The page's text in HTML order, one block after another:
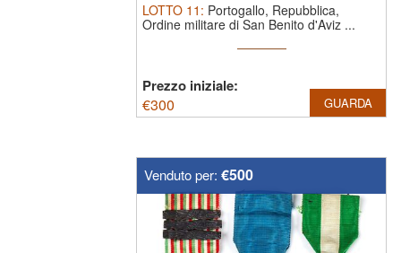
2.000-4.999 200
5.000-9.999 500
10.000-19.999 1.000
20.000-49.999 2.000
LOTTO 11 : Portogallo, Repubblica,
Ordine militare di San Benito d'Aviz ...
Prezzo iniziale:
€300 GUARDA
Venduto per: €500